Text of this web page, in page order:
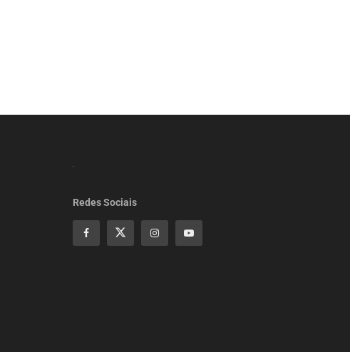
Redes Sociais